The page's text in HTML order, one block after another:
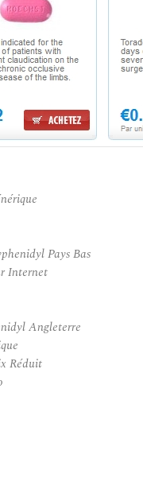
Pays Bas
Internet
Angleterre
Réduit